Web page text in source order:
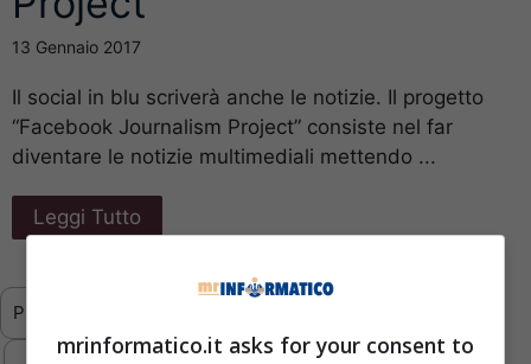
13 Gennaio 2017
Il social in blu scriverà anche le notizie. Il progetto
“Facebook Journalism Project” consiste nel far
diventare le notizie multimediali mettendo ...
Leggi Tutto
Previous
mrinformatico.it asks for your consent to